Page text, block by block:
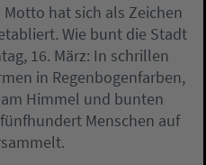
hat sich als Zeichen
Wie bunt die Stadt
16. März: In schrillen
in Regenbogenfarben,
Himmel und bunten
Menschen auf